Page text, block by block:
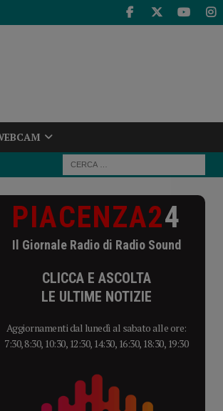
PIACENZA24
Il Giornale Radio di Radio Sound
CLICCA E ASCOLTA
LE ULTIME NOTIZIE
Aggiornamenti dal lunedì al sabato alle ore:
7:30, 8:30, 10:30, 12:30, 14:30, 16:30, 18:30, 19:30